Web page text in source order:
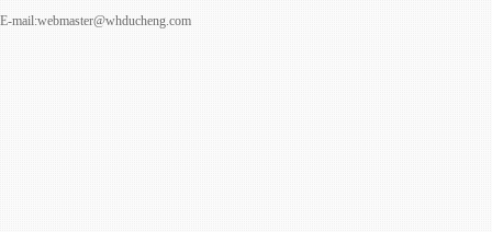
E-mail:webmaster@whducheng.com